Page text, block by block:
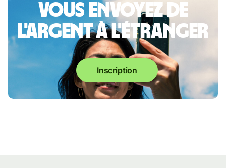
vous envoyez de
l'argent à l'étranger
Inscription